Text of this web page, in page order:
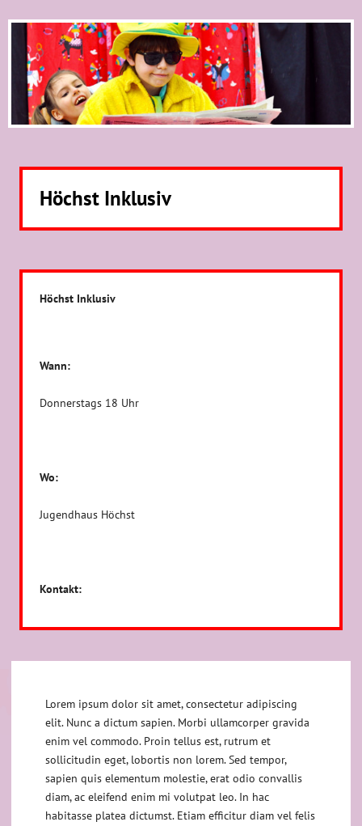
Höchst Inklusiv
Höchst Inklusiv
Wann:
Donnerstags 18 Uhr
Wo:
Jugendhaus Höchst
Kontakt:
Lorem ipsum dolor sit amet, consectetur adipiscing
elit. Nunc a dictum sapien. Morbi ullamcorper gravida
enim vel commodo. Proin tellus est, rutrum et
sollicitudin eget, lobortis non lorem. Sed tempor,
sapien quis elementum molestie, erat odio convallis
diam, ac eleifend enim mi volutpat leo. In hac
habitasse platea dictumst. Etiam efficitur diam vel felis